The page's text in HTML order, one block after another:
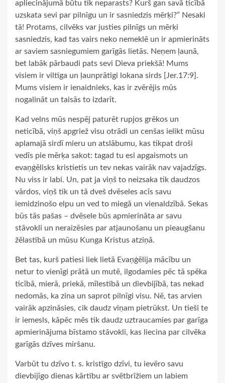
apliecinājumā būtu tik neparasts? Kurš gan savā ticībā
uzskata sevi par pilnīgu un ir sasniedzis mērķi?” Nesaki
tā! Protams, cilvēks var justies pilnīgs un mērķi
sasniedzis, kad tas vairs neko nemeklē un ir apmierināts
ar saviem sasniegumiem garīgās lietās. Neņem ļaunā,
bet labāk pārbaudi pats sevi Dieva priekšā! Mums
visiem ir viltīga un ļaunprātīgi lokana sirds [Jer.17:9].
Mums visiem ir ienaidnieks, kas ir zvērējis mūs
nogalināt un taisās to izdarīt.
Kad velns mūs nespēj paturēt rupjos grēkos un
neticībā, viņš apgriež visu otrādi un cenšas ielikt mūsu
aplamajā sirdī mieru un atslābumu, kas tikpat droši
vedīs pie mērķa sakot: tagad tu esi apgaismots un
evaņģēlisks kristietis un tev nekas vairāk nav vajadzīgs.
Nu viss ir labi. Un, pat ja viņš to neizsaka tik daudzos
vārdos, viņš tik un tā dveš dvēseles acīs savu
iemidzinošo elpu un ved to miegā un vienaldzībā. Sekas
būs tās pašas – dvēsele būs apmierināta ar savu
stāvokli un neraizēsies par atjaunošanu un pieaugšanu
žēlastībā un mūsu Kunga Kristus atziņā.
Bet tas, kurš patiesi liek lietā Evaņģēlija mācību un
netur to vienīgi prātā un mutē, ilgodamies pēc tā spēka
ticībā, mierā, priekā, mīlestībā un dievbijībā, tas nekad
nedomās, ka zina un saprot pilnīgi visu. Nē, tas arvien
vairāk apzināsies, cik daudz viņam pietrūkst. Un tieši te
ir iemesls, kāpēc mēs tik daudz uztraucamies par garīga
apmierinājuma bīstamo stāvokli, kas liecina par cilvēka
garīgās dzīves miršanu.
Varbūt tu dzīvo t. s. kristīgo dzīvi, tu ievēro savu
dievbijīgo dienas kārtību ar svētbrīžiem un labiem